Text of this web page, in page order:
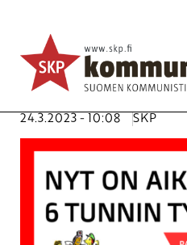
Syväpunaista ay-toimintaa
Ajankohtaista
Avainsanat:6-tunnin työpäivä
24.3.2023 - 10:08
SKP